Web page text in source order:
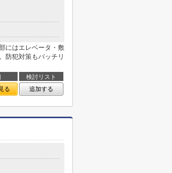
にはエレベータ・敷
防犯対策もバッチリ
検討リスト
る 追加する